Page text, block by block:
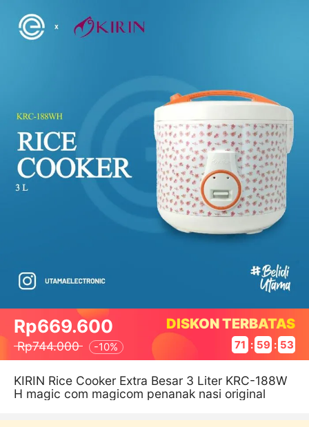
Rp669.600
Rp744.000 -10%
DISKON TERBATAS
71 : 59 : 53
KIRIN Rice Cooker Extra Besar 3 Liter KRC-188W
H magic com magicom penanak nasi original